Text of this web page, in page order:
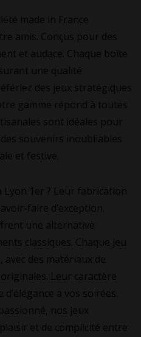
made in France
amis. Conçus pour des
et audace. Chaque boîte
une qualité
des jeux stratégiques
gamme répond à toutes
sont idéales pour
souvenirs inoubliables
et festive.
1er ? Leur fabrication
faire d’exception.
une alternative
classiques. Chaque jeu
des matériaux de
Leur caractère
à vos soirées.
nos jeux
et de complicité entre